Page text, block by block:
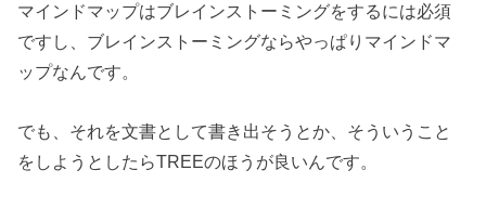
マインドマップはブレインストーミングをするには必須
ですし、ブレインストーミングならやっぱりマインドマ
ップなんです。
でも、それを文書として書き出そうとか、そういうこと
をしようとしたらTREEのほうが良いんです。